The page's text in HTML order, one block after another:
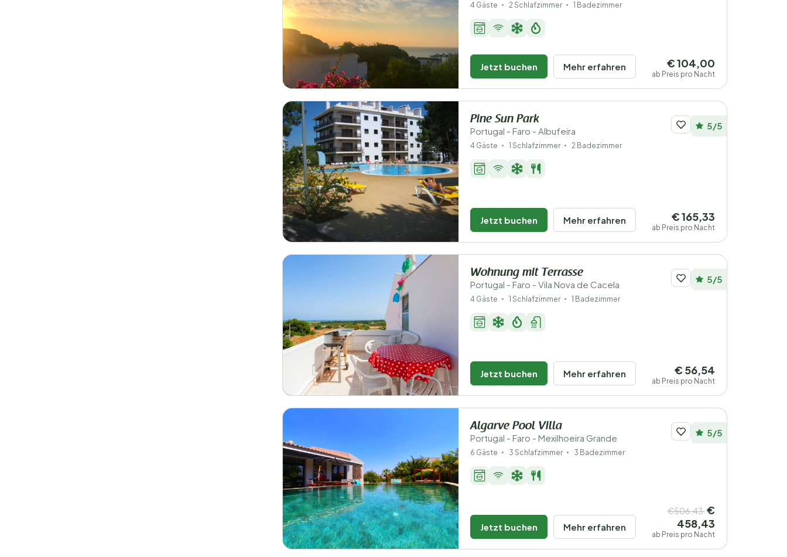
4 Gäste 2 Schlafzimmer 1 Badezimmer
Jetzt buchen Mehr erfahren € 104,00
ab Preis pro Nacht
Pine Sun Park
Portugal - Faro - Albufeira 5/5
4 Gäste 1 Schlafzimmer 2 Badezimmer
Jetzt buchen Mehr erfahren € 165,33
ab Preis pro Nacht
Wohnung mit Terrasse
Portugal - Faro - Vila Nova de Cacela 5/5
4 Gäste 1 Schlafzimmer 1 Badezimmer
Jetzt buchen Mehr erfahren € 56,54
ab Preis pro Nacht
Algarve Pool Villa
Portugal - Faro - Mexilhoeira Grande 5/5
6 Gäste 3 Schlafzimmer 3 Badezimmer
Jetzt buchen Mehr erfahren
€506,43 €
458,43
ab Preis pro Nacht